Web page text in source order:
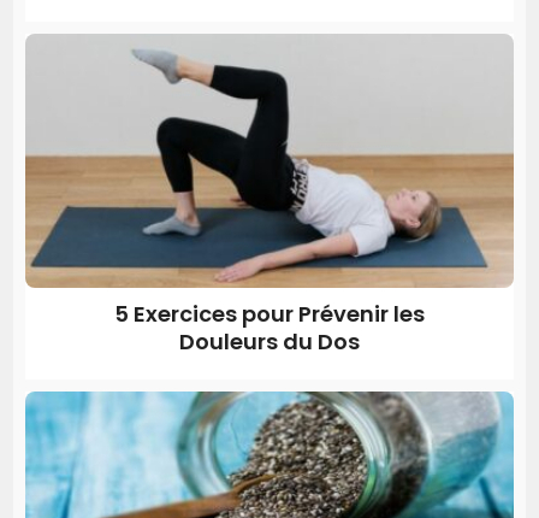
5 Exercices pour Prévenir les
Douleurs du Dos